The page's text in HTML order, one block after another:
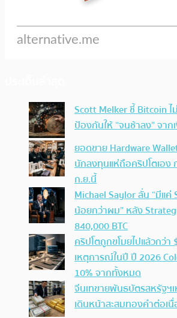
Scott Melker ชี้ Bitcoin ไ
ป้องกันให้ “จนช้าลง” จาก
ยอดขาย Hardware
นักลงทุนแห่ถือคริปโตเอง
ก.ย.นี้
Michael Saylor ลั่น “มีแ
น้อยกว่าผม” หลัง
840,000 BTC
คริปโตถูกขโมยไปแล้วกว่
เหตุการณ์ในปี ปี 2026
10% จากทั้งหมด
จีนเทขายพันธบัตรสหรัฐฯ
เดินหน้าสะสมทองคำต่อเ